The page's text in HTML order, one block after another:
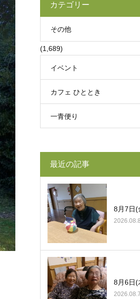
カテゴリー
その他
(1,689)
イベント
カフェ ひととき
一青便り
最近の記事
8月7日(
2026.08.8
8月6日(
2026.08.7